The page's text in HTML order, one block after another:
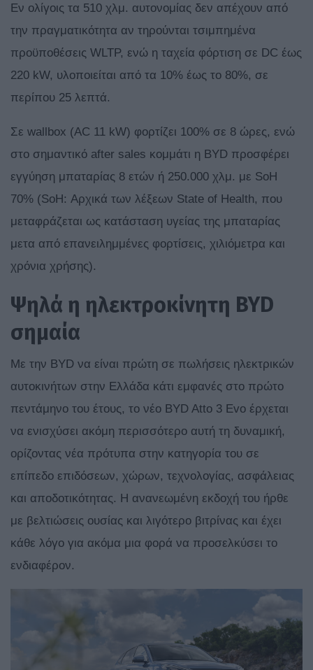
Εν ολίγοις τα 510 χλμ. αυτονομίας δεν απέχουν από
την πραγματικότητα αν τηρούνται τσιμπημένα
προϋποθέσεις WLTP, ενώ η ταχεία φόρτιση σε DC έως
220 kW, υλοποιείται από τα 10% έως το 80%, σε
περίπου 25 λεπτά.
Σε wallbox (AC 11 kW) φορτίζει 100% σε 8 ώρες, ενώ
στο σημαντικό after sales κομμάτι η BYD προσφέρει
εγγύηση μπαταρίας 8 ετών ή 250.000 χλμ. με SoH
70% (SoH: Αρχικά των λέξεων State of Health, που
μεταφράζεται ως κατάσταση υγείας της μπαταρίας
μετα από επανειλημμένες φορτίσεις, χιλιόμετρα και
χρόνια χρήσης).
Ψηλά η ηλεκτροκίνητη BYD
σημαία
Με την BYD να είναι πρώτη σε πωλήσεις ηλεκτρικών
αυτοκινήτων στην Ελλάδα κάτι εμφανές στο πρώτο
πεντάμηνο του έτους, το νέο BYD Atto 3 Evo έρχεται
να ενισχύσει ακόμη περισσότερο αυτή τη δυναμική,
ορίζοντας νέα πρότυπα στην κατηγορία του σε
επίπεδο επιδόσεων, χώρων, τεχνολογίας, ασφάλειας
και αποδοτικότητας. Η ανανεωμένη εκδοχή του ήρθε
με βελτιώσεις ουσίας και λιγότερο βιτρίνας και έχει
κάθε λόγο για ακόμα μια φορά να προσελκύσει το
ενδιαφέρον.